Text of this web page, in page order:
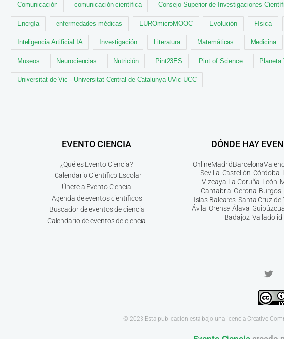
Comunicación comunicación científica Consejo Superior de Investigaciones
Energía enfermedades médicas EUROmicroMOOC Evolución Física
Inteligencia Artificial IA Investigación Literatura Matemáticas Medicina
Museos Neurociencias Nutrición Pint23ES Pint of Science Planeta
Universitat de Vic - Universitat Central de Catalunya UVic-UCC
EVENTO CIENCIA
¿Qué es Evento Ciencia?
Calendario Científico Escolar
Únete a Evento Ciencia
Agenda de eventos científicos
Buscador de eventos de ciencia
Calendario de eventos de ciencia
DÓNDE HAY
OnlineMadridBarcelona
Sevilla Castellón Córdoba
Vizcaya La Coruña León
Cantabria Gerona Burgos
Islas Baleares Santa Cruz de
Ávila Orense Álava Guipúzcua
Badajoz Valladolid
© 2023 Esta publicación está bajo una licencia Creative